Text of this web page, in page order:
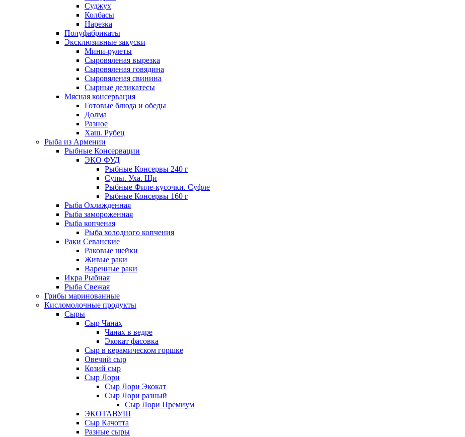
Суджух
Колбасы
Нарезка
Полуфабрикаты
Эксклюзивные закуски
Мини-рулеты
Сыровяленая вырезка
Сыровяленая говядина
Сыровяленая свинина
Сырные деликатесы
Мясная консервация
Готовые блюда и обеды
Долма
Разное
Хаш. Рубец
Рыба из Армении
Рыбные Консервации
ЭКО ФУД
Рыбные Консервы 240 г
Супы. Уха. Щи
Рыбные Филе-кусочки. Суфле
Рыбные Консервы 160 г
Рыба Охлажденная
Рыба замороженная
Рыба копченая
Рыба холодного копчения
Раки Севанские
Раковые шейки
Живые раки
Варенные раки
Икра Рыбная
Рыба Свежая
Грибы маринованные
Кисломолочные продукты
Сыры
Сыр Чанах
Чанах в ведре
Экокат фасовка
Сыр в керамическом горшке
Овечий сыр
Козий сыр
Сыр Лори
Сыр Лори Экокат
Сыр Лори разный
Сыр Лори Премиум
ЭКОТАВУШ
Сыр Качотта
Разные сыры